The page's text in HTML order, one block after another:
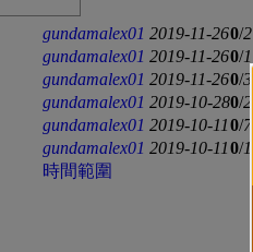
gundamalex01 2019-11-260/2
gundamalex01 2019-11-260/1
gundamalex01 2019-11-260/3
gundamalex01 2019-10-280/2
gundamalex01 2019-10-110/7
gundamalex01 2019-10-110/1
時間範圍